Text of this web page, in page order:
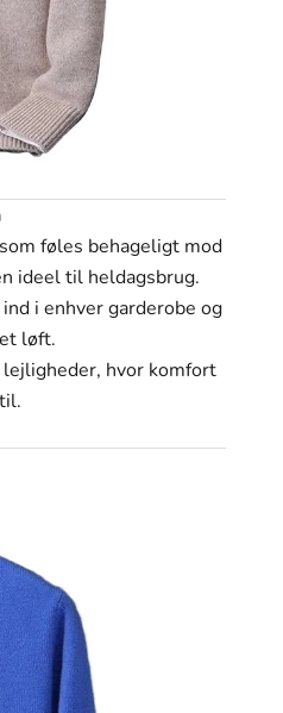
føles behageligt mod
ideel til heldagsbrug.
i enhver garderobe og
løft.
hvor komfort